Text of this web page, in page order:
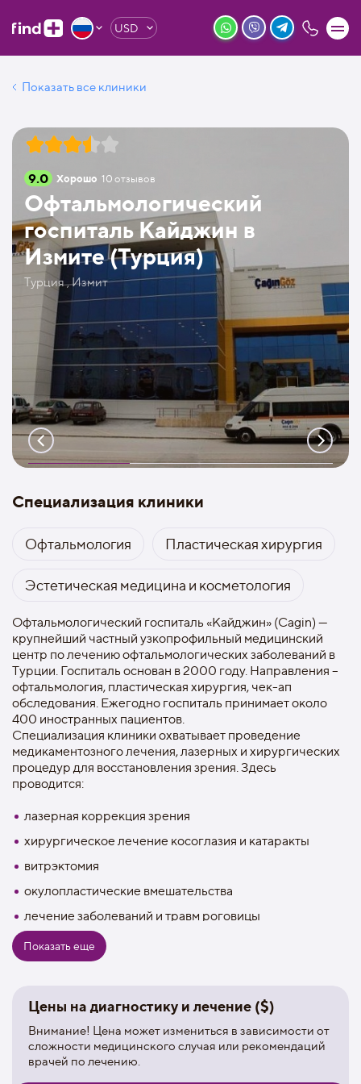
USD
Показать все клиники
9.0 Хорошо 10отзывов
Офтальмологический
госпиталь Кайджин в
Измите (Турция)
Турция , Измит
Специализация клиники
Офтальмология Пластическая хирургия
Эстетическая медицина и косметология
Офтальмологический госпиталь «Кайджин» (Cagin) —
крупнейший частный узкопрофильный медицинский
центр по лечению офтальмологических заболеваний в
Турции. Госпиталь основан в 2000 году. Направления –
офтальмология, пластическая хирургия, чек-ап
обследования. Ежегодно госпиталь принимает около
400 иностранных пациентов.
Специализация клиники охватывает проведение
медикаментозного лечения, лазерных и хирургических
процедур для восстановления зрения. Здесь
проводится:
лазерная коррекция зрения
хирургическое лечение косоглазия и катаракты
витрэктомия
окулопластические вмешательства
лечение заболеваний и травм роговицы
блефаропластика
витреолизис
операция при отслоении сетчатки
Госпиталь «Кайджин» много лет предоставляет услуги
иностранным клиентам. Квалифицированный
медицинский персонал устанавливает доверительные
Показать еще
Цены на диагностику и лечение ($)
Внимание! Цена может измениться в зависимости от
сложности медицинского случая или рекомендаций
врачей по лечению.